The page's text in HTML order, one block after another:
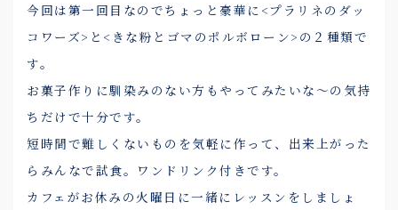
今回は第一回目なのでちょっと豪華に<プラリネのダッ
コワーズ>と<きな粉とゴマのポルボローン>の２種類で
す。
お菓子作りに馴染みのない方もやってみたいな～の気持
ちだけで十分です。
短時間で難しくないものを気軽に作って、出来上がった
らみんなで試食。ワンドリンク付きです。
カフェがお休みの火曜日に一緒にレッスンをしましょ